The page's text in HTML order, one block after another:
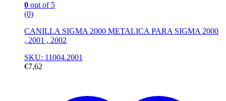
0 out of 5
(0)
CANILLA SIGMA 2000 METALICA PARA SIGMA 2000
, 2001 , 2002
SKU: 11004.2001
€7,62